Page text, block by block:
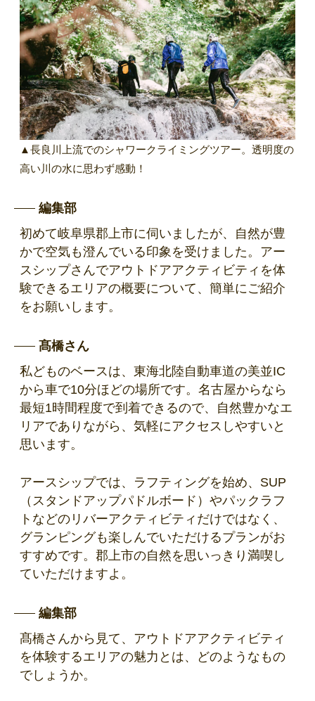
▲長良川上流でのシャワークライミングツアー。透明度の
高い川の水に思わず感動！
編集部
初めて岐阜県郡上市に伺いましたが、自然が豊
かで空気も澄んでいる印象を受けました。アー
スシップさんでアウトドアアクティビティを体
験できるエリアの概要について、簡単にご紹介
をお願いします。
髙橋さん
私どものベースは、東海北陸自動車道の美並IC
から車で10分ほどの場所です。名古屋からなら
最短1時間程度で到着できるので、自然豊かなエ
リアでありながら、気軽にアクセスしやすいと
思います。
アースシップでは、ラフティングを始め、SUP
（スタンドアップパドルボード）やパックラフ
トなどのリバーアクティビティだけではなく、
グランピングも楽しんでいただけるプランがお
すすめです。郡上市の自然を思いっきり満喫し
ていただけますよ。
編集部
髙橋さんから見て、アウトドアアクティビティ
を体験するエリアの魅力とは、どのようなもの
でしょうか。